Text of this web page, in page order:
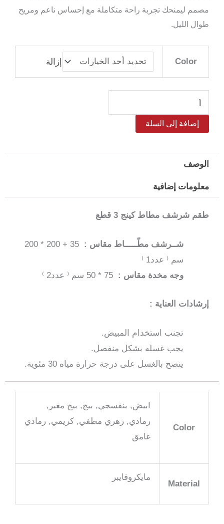
مصمم ليمنحك تجربة راحة متكاملة مع إحساس ناعم ومريح
طوال الليل.
Color إزالة
مطاط
مايكروفايبر
ريتز
مقاس
سم
إضافة إلى السلة
الوصف
معلومات إضافية
طقم شرشف مطاط كينج 3 قطع
شــرشف مطّـــــاط مقاس :
35 + 200 * 200
سم ⁽ عدد1 ⁾
وجه مخدة مقاس :
إرشادات العناية :
تجنب استخدام المبيض.
يجب غسله بشكل منفصل.
ينصح بالغسل على درجة حرارة مياه 30 مئوية.
Color
ابيض, بنفسجي, بيج, بيج مغبر,
رمادي, زهري مطفي, كريمي, رمادي
غامق
Material
مايكروفايبر